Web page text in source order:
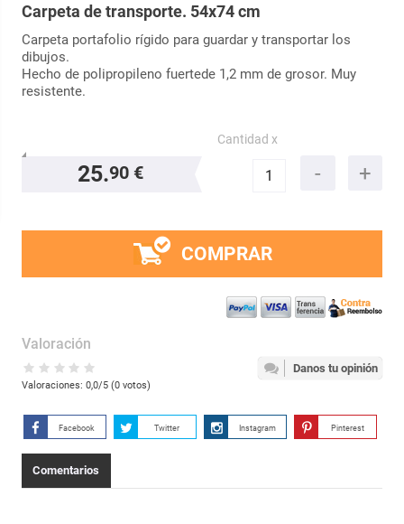
Carpeta de transporte. 54x74 cm
Carpeta portafolio rígido para guardar y transportar los
dibujos.
Hecho de polipropileno fuertede 1,2 mm de grosor. Muy
resistente.
25.90 €
Cantidad x
COMPRAR
Danos tu opinión
Valoración
Valoraciones: 0,0/5 (0votos)
Facebook Twitter Instagram Pinterest
Comentarios